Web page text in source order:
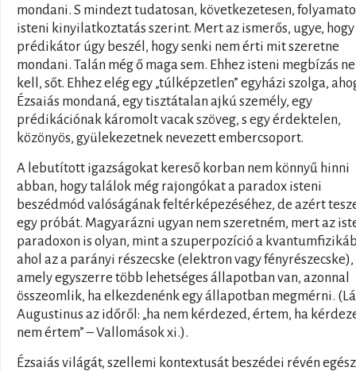
mondani. S mindezt tudatosan, következetesen,
isteni kinyilatkoztatás szerint. Mert az ismerős, ugye, hogy
prédikátor úgy beszél, hogy senki nem érti mit szeretne
mondani. Talán még ő maga sem. Ehhez isteni megbízás
kell, sőt. Ehhez elég egy „túlképzetlen” egyházi szolga,
Ézsaiás mondaná, egy tisztátalan ajkú személy, egy
prédikációnak káromolt vacak szöveg, s egy érdektelen,
közönyös, gyülekezetnek nevezett embercsoport.
A lebutított igazságokat kereső korban nem könnyű hinni
abban, hogy találok még rajongókat a paradox isteni
beszédmód valóságának feltérképezéséhez, de azért
egy próbát. Magyarázni ugyan nem szeretném, mert az
paradoxon is olyan, mint a szuperpozíció a
ahol az a parányi részecske (elektron vagy fényrészecske),
amely egyszerre több lehetséges állapotban van, azonnal
összeomlik, ha elkezdenénk egy állapotban megmérni.
Augustinus az időről: „ha nem kérdezed, értem, ha
nem értem” – Vallomások xi.).
Ézsaiás világát, szellemi kontextusát beszédei révén